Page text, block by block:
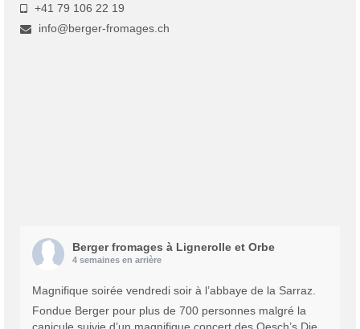
+41 79 106 22 19
info@berger-fromages.ch
Berger fromages à Lignerolle et Orbe
4 semaines en arrière
Magnifique soirée vendredi soir à l’abbaye de la Sarraz.
Fondue Berger pour plus de 700 personnes malgré la